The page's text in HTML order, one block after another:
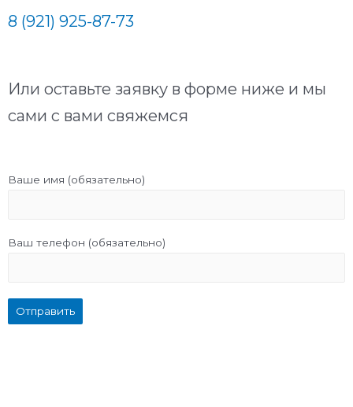
8 (921) 925-87-73
Или оставьте заявку в форме ниже и мы
сами с вами свяжемся
Ваше имя (обязательно)
Ваш телефон (обязательно)